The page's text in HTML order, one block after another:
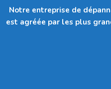
Notre entreprise de
est agréée par les plus